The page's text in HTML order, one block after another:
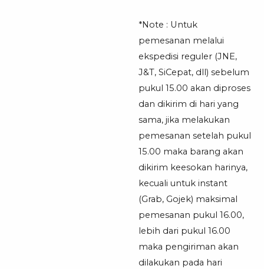
*Note : Untuk
pemesanan melalui
ekspedisi reguler (JNE,
J&T, SiCepat, dll) sebelum
pukul 15.00 akan diproses
dan dikirim di hari yang
sama, jika melakukan
pemesanan setelah pukul
15.00 maka barang akan
dikirim keesokan harinya,
kecuali untuk instant
(Grab, Gojek) maksimal
pemesanan pukul 16.00,
lebih dari pukul 16.00
maka pengiriman akan
dilakukan pada hari